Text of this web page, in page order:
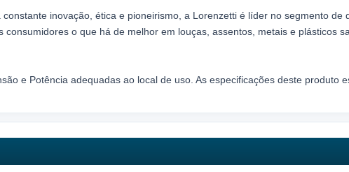
inovação, ética e pioneirismo, a Lorenzetti é líder no segmento
o que há de melhor em louças, assentos, metais e plásticos
e Potência adequadas ao local de uso. As especificações deste